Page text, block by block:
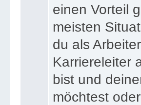
einen Vorteil
meisten
du als
Karriereleiter
bist und
möchtest